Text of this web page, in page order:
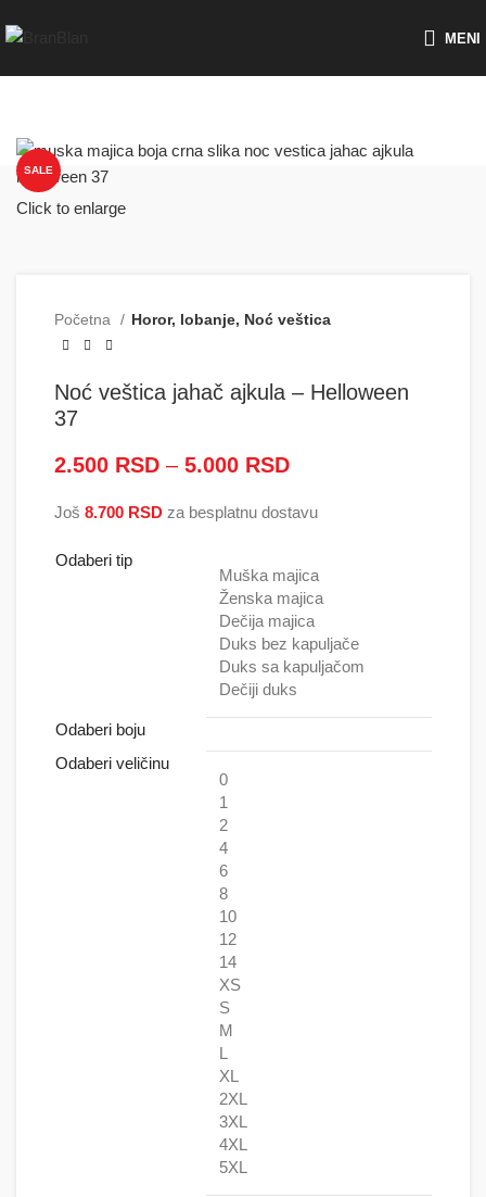
MENI
SALE
Click to enlarge
Početna Horor, lobanje, Noć veštica
Noć veštica jahač ajkula – Helloween
37
2.500 RSD – 5.000 RSD
5.000 RSD
Još 8.700 RSD za besplatnu dostavu
Odaberi tip
Muška majica
Ženska majica
Dečija majica
Duks bez kapuljače
Duks sa kapuljačom
Dečiji duks
Odaberi boju
Odaberi veličinu
0
1
2
4
6
8
10
12
14
XS
S
M
L
XL
2XL
3XL
4XL
5XL
Besplatna dostava za porudžbine preko